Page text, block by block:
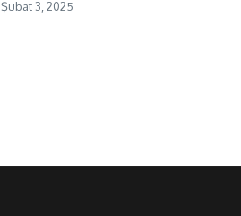
Şubat 3, 2025